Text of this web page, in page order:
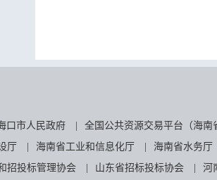
口市人民政府
全国公共资源交易平台（海南
厅
海南省工业和信息化厅
海南省水务厅
招投标管理协会
山东省招标投标协会
河